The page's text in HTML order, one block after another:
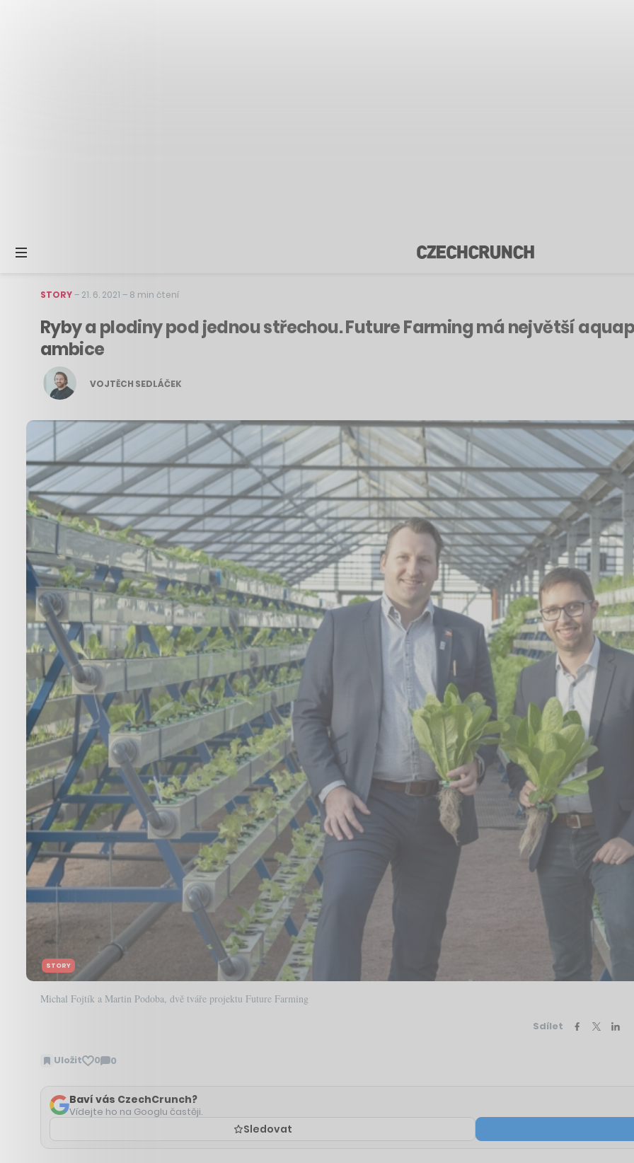
STORY– 21. 6. 2021 – 8 min čtení
Ryby a plodiny pod jednou střechou. Future Farming má největší
ambice
VOJTĚCH SEDLÁČEK
STORY
Michal Fojtík a Martin Podoba, dvě tváře projektu Future Farming
Sdílet
Uložit 0 0
Zobrazit
Baví vás CzechCrunch?
Vídejte ho na Googlu častěji.
Sledovat